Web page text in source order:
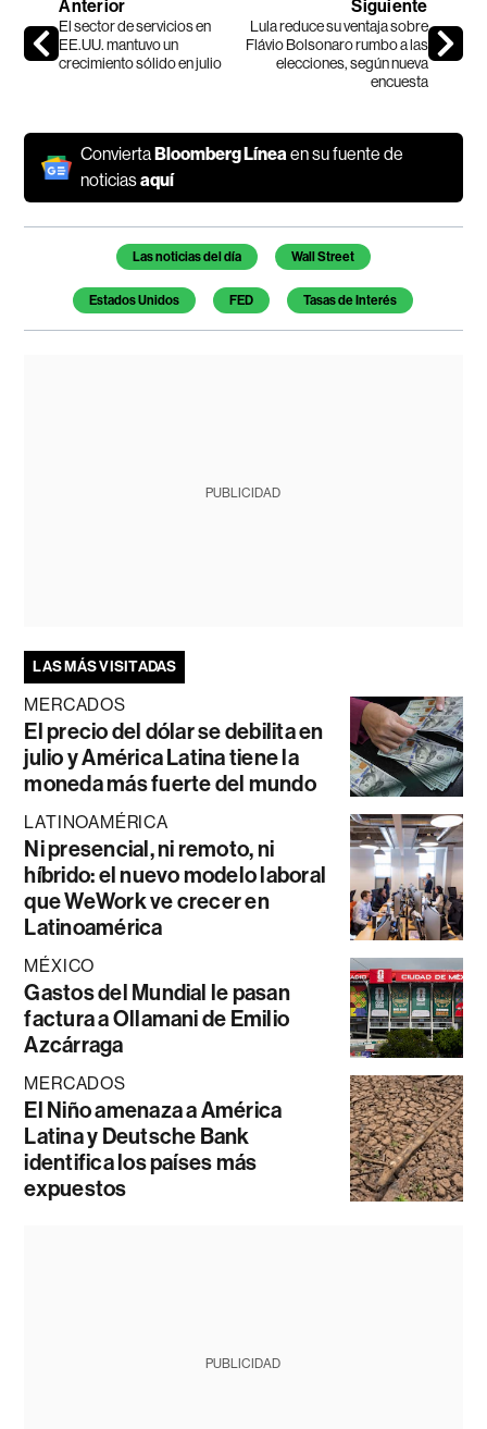
Anterior
El sector de servicios en
EE.UU. mantuvo un
crecimiento sólido en julio
Siguiente
Lula reduce su ventaja sobre
Flávio Bolsonaro rumbo a las
elecciones, según nueva
encuesta
ConviertaBloomberg Líneaen su fuente de
noticiasaquí
Temas de este artículo
Las noticias del día Wall Street
Estados Unidos FED Tasas de Interés
PUBLICIDAD
LAS MÁS VISITADAS
MERCADOS
El precio del dólar se debilita en
julio y América Latina tiene la
moneda más fuerte del mundo
LATINOAMÉRICA
Ni presencial, ni remoto, ni
híbrido: el nuevo modelo laboral
que WeWork ve crecer en
Latinoamérica
MÉXICO
Gastos del Mundial le pasan
factura a Ollamani de Emilio
Azcárraga
MERCADOS
El Niño amenaza a América
Latina y Deutsche Bank
identifica los países más
expuestos
PUBLICIDAD